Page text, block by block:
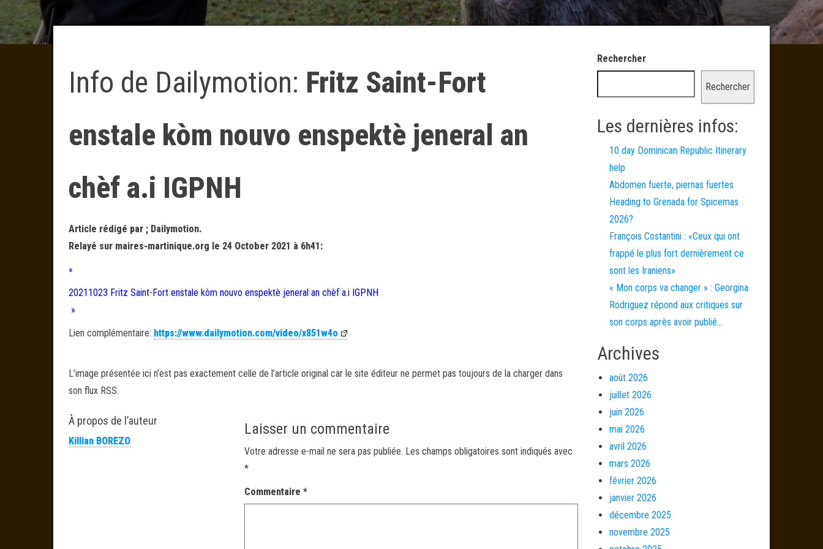
Info de Dailymotion: Fritz Saint-Fort
enstale kòm nouvo enspektè jeneral an
chèf a.i IGPNH
Article rédigé par ; Dailymotion.
Relayé sur maires-martinique.org le 24 October 2021 à 6h41:
«
20211023 Fritz Saint-Fort enstale kòm nouvo enspektè jeneral an chèf a.i IGPNH
»
Lien complémentaire: https://www.dailymotion.com/video/x851w4o
L’image présentée ici n’est pas exactement celle de l’article original car le site éditeur ne permet pas toujours de la charger dans
son flux RSS.
À propos de l’auteur
Killian BOREZO
Laisser un commentaire
Votre adresse e-mail ne sera pas publiée. Les champs obligatoires sont indiqués avec
*
Commentaire*
Rechercher
Rechercher
Les dernières infos:
10 day Dominican Republic Itinerary
help
Abdomen fuerte, piernas fuertes
Heading to Grenada for Spicemas
2026?
François Costantini : «Ceux qui ont
frappé le plus fort dernièrement ce
sont les Iraniens»
« Mon corps va changer » : Georgina
Rodriguez répond aux critiques sur
son corps après avoir publié…
Archives
août 2026
juillet 2026
juin 2026
mai 2026
avril 2026
mars 2026
février 2026
janvier 2026
décembre 2025
novembre 2025